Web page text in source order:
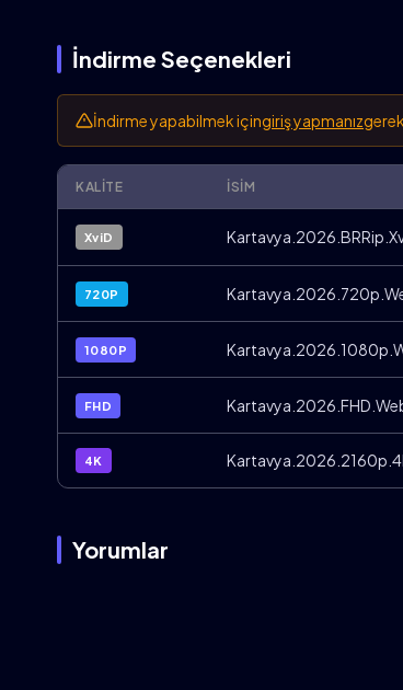
İndirme Seçenekleri
İndirme yapabilmek içingiriş yapmanız
KALITE İSIM
XviD
720P
1080P
FHD
4K
Yorumlar